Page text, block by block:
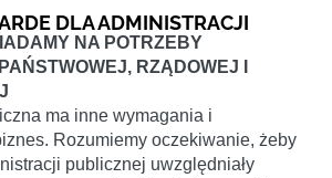
DLA ADMINISTRACJI
NA POTRZEBY
RZĄDOWEJ I
ma inne wymagania i
Rozumiemy oczekiwanie, żeby
publicznej uwzględniały